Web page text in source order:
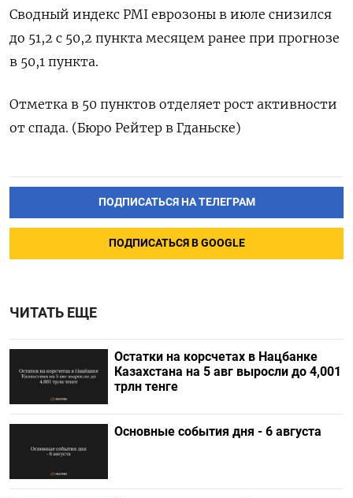
Сводный индекс PMI еврозоны в июле снизился
до 51,2 с 50,2 пункта месяцем ранее при прогнозе
в 50,1 пункта.
Отметка в 50 пунктов отделяет рост активности
от спада. (Бюро Рейтер в Гданьске)
ПОДПИСАТЬСЯ НА ТЕЛЕГРАМ
ПОДПИСАТЬСЯ В GOOGLE
ЧИТАТЬ ЕЩЕ
Остатки на корсчетах в Нацбанке
Казахстана на 5 авг выросли до 4,001
трлн тенге
Основные события дня - 6 августа